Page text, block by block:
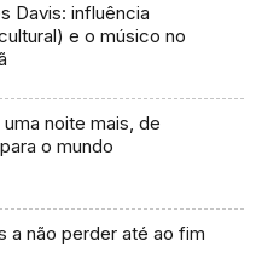
Davis: influência
e o músico no
uma noite mais, de
o mundo
a não perder até ao fim